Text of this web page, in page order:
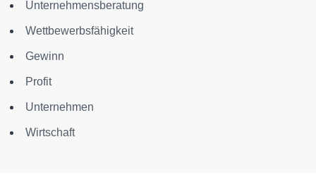
Unternehmensberatung
Wettbewerbsfähigkeit
Gewinn
Profit
Unternehmen
Wirtschaft